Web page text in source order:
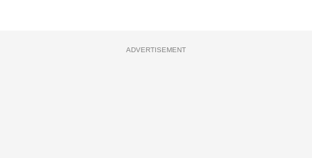
ADVERTISEMENT